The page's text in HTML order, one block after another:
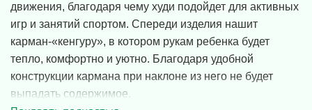
движения, благодаря чему худи подойдет для активных
игр и занятий спортом. Спереди изделия нашит
карман-«кенгуру», в котором рукам ребенка будет
тепло, комфортно и уютно. Благодаря удобной
конструкции кармана при наклоне из него не будет
выпадать содержимое.